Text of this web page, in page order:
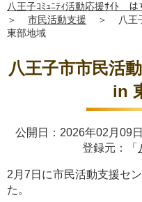
八王子ｺﾐｭﾆﾃｨ活動応援ｻｲﾄ は
＞
市民活動支援 ＞
八王
東部地域
八王子市市民活
in
公開日：2026年02月09
登録元：「
2月7日に市民活動支援セ
た。